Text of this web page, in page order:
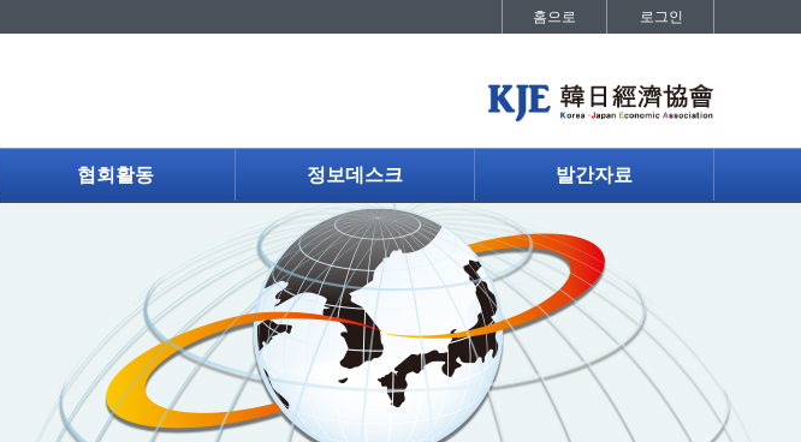
홈으로 로그인
협회활동 정보데스크 발간자료